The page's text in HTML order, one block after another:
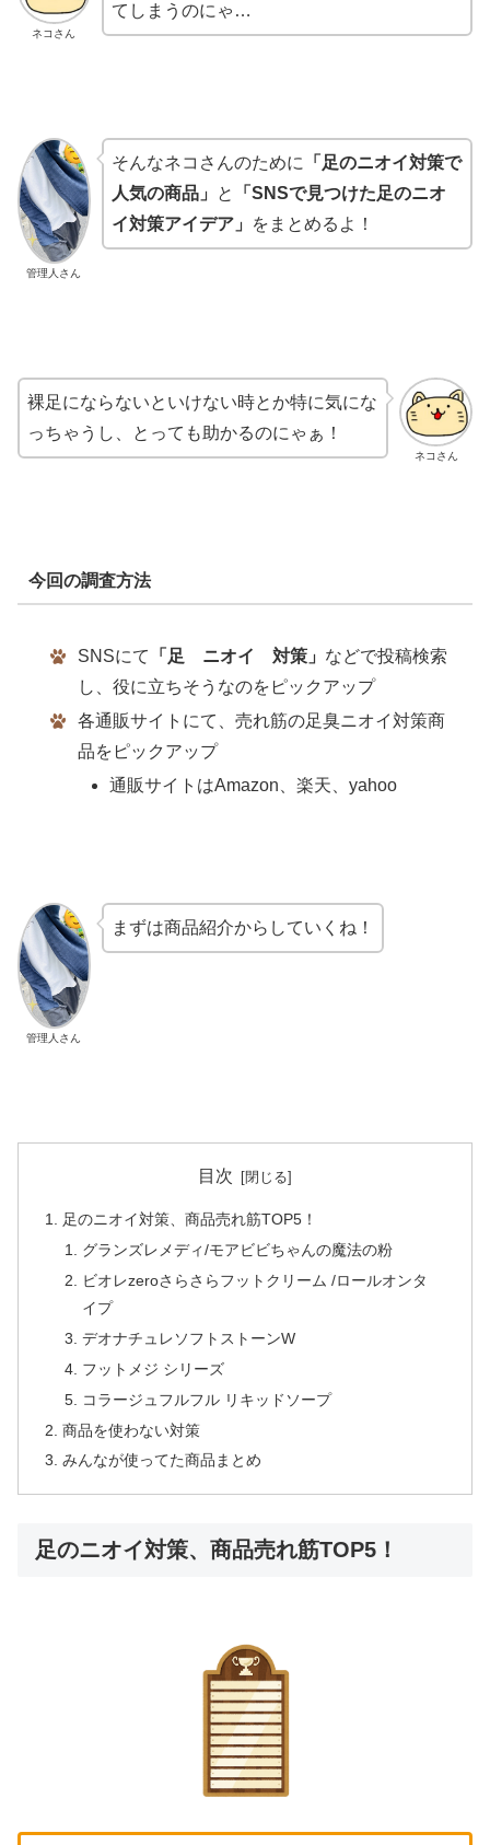
ネコさん
てしまうのにゃ…
管理人さん
そんなネコさんのために 「足のニオイ対策で
人気の商品」
と
「SNSで見つけた足のニオ
イ対策アイデア」
をまとめるよ！
ネコさん
裸足にならないといけない時とか特に気にな
っちゃうし、とっても助かるのにゃぁ！
今回の調査方法
SNSにて 「足 ニオイ 対策」 などで投稿検索
し、役に立ちそうなのをピックアップ
各通販サイトにて、売れ筋の足臭ニオイ対策商
品をピックアップ
通販サイトはAmazon、楽天、yahoo
管理人さん
まずは商品紹介からしていくね！
目次
足のニオイ対策、商品売れ筋TOP5！
グランズレメディ/モアビビちゃんの魔法の粉
ビオレzeroさらさらフットクリーム /ロールオンタ
イプ
デオナチュレソフトストーンW
フットメジ シリーズ
コラージュフルフル リキッドソープ
商品を使わない対策
みんなが使ってた商品まとめ
足のニオイ対策、商品売れ筋TOP5！